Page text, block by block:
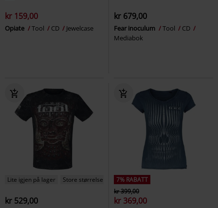
kr 159,00
Opiate Tool CD Jewelcase
kr 679,00
Fear inoculum Tool
CD
Mediabok
Lite igjen på lager Store størrelser
kr 529,00
7% RABATT
kr 399,00
kr 369,00